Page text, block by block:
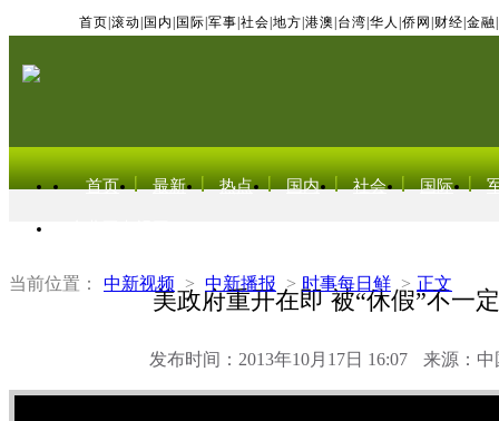
首页 滚动 国内 国际 军事 社会 地方 港澳 台湾 华人 侨网 财经 金融
首页 最新 热点 国内 社会 国际
当前位置： 中新视频 > 中新播报 > 时事每日鲜 > 正文
美政府重开在即 被“休假”不一
发布时间：2013年10月17日 16:07 来源：中